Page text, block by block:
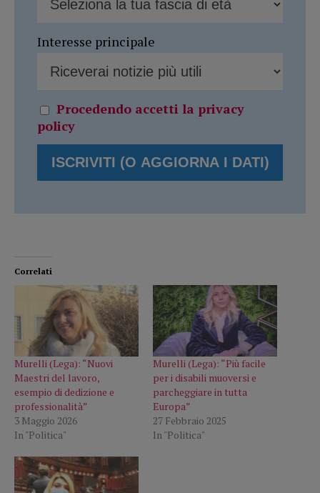
Interesse principale
Procedendo accetti la privacy
policy
Correlati
Murelli (Lega): “Nuovi
Maestri del lavoro,
esempio di dedizione e
professionalità”
3 Maggio 2026
In "Politica"
Murelli (Lega): “Più facile
per i disabili muoversi e
parcheggiare in tutta
Europa”
27 Febbraio 2025
In "Politica"